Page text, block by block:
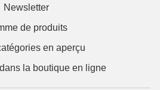
Newsletter
de produits
en aperçu
la boutique en ligne